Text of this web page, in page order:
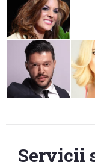
Servicii